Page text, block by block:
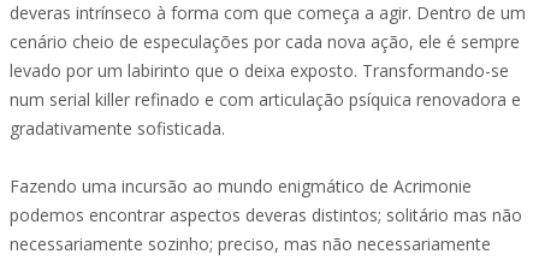
deveras intrínseco à forma com que começa a agir. Dentro de um
cenário cheio de especulações por cada nova ação, ele é sempre
levado por um labirinto que o deixa exposto. Transformando-se
num serial killer refinado e com articulação psíquica renovadora e
gradativamente sofisticada.
Fazendo uma incursão ao mundo enigmático de Acrimonie
podemos encontrar aspectos deveras distintos; solitário mas não
necessariamente sozinho; preciso, mas não necessariamente